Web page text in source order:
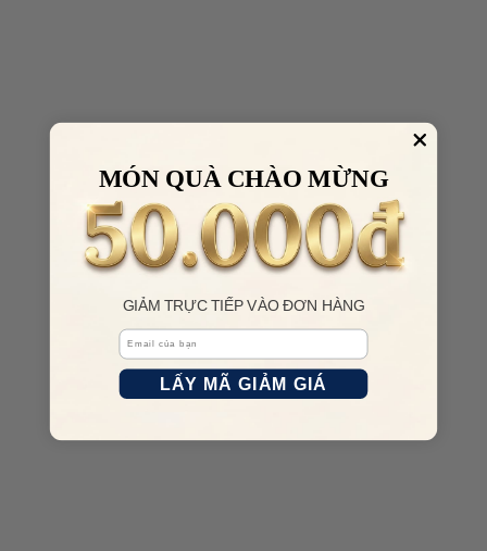
MÓN QUÀ CHÀO MỪNG
GIẢM TRỰC TIẾP VÀO ĐƠN HÀNG
Email
LẤY MÃ GIẢM GIÁ